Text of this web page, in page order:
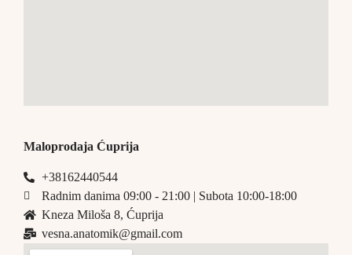
Maloprodaja Ćuprija
+38162440544
Radnim danima 09:00 - 21:00 | Subota 10:00-18:00
Kneza Miloša 8, Ćuprija
vesna.anatomik@gmail.com​